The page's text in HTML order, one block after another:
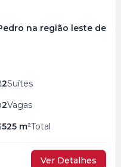
na região leste de
2Suítes
2Vagas
525 m²Total
Ver Detalhes